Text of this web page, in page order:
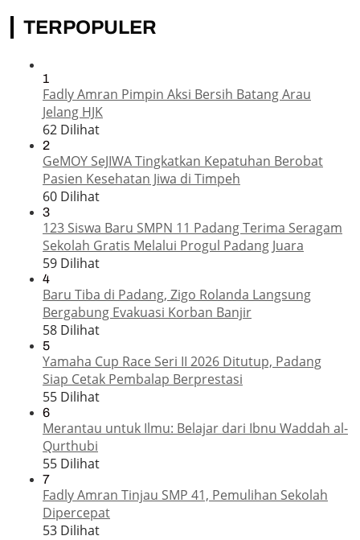
TERPOPULER
1
Fadly Amran Pimpin Aksi Bersih Batang Arau
Jelang HJK
62 Dilihat
2
GeMOY SeJIWA Tingkatkan Kepatuhan Berobat
Pasien Kesehatan Jiwa di Timpeh
60 Dilihat
3
123 Siswa Baru SMPN 11 Padang Terima Seragam
Sekolah Gratis Melalui Progul Padang Juara
59 Dilihat
4
Baru Tiba di Padang, Zigo Rolanda Langsung
Bergabung Evakuasi Korban Banjir
58 Dilihat
5
Yamaha Cup Race Seri II 2026 Ditutup, Padang
Siap Cetak Pembalap Berprestasi
55 Dilihat
6
Merantau untuk Ilmu: Belajar dari Ibnu Waddah al-
Qurthubi
55 Dilihat
7
Fadly Amran Tinjau SMP 41, Pemulihan Sekolah
Dipercepat
53 Dilihat